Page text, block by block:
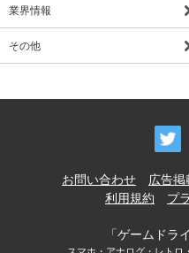
業界情報
その他
お問い合わせ 広告
利用規約
プ
「ゲームドラ